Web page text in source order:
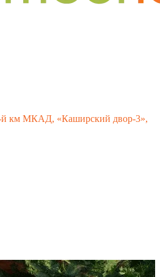
км МКАД, «Каширский двор-3»,